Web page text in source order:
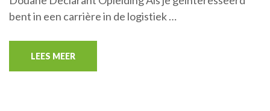
bent in een carrière in de logistiek …
LEES MEER